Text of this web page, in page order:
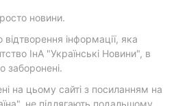
новини.
інформації, яка
ІнА "Українські Новини", в
заборонені.
на цьому сайті з посиланням на
не підлягають подальшому